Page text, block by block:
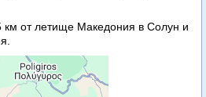
км от летище Македония в Солун и